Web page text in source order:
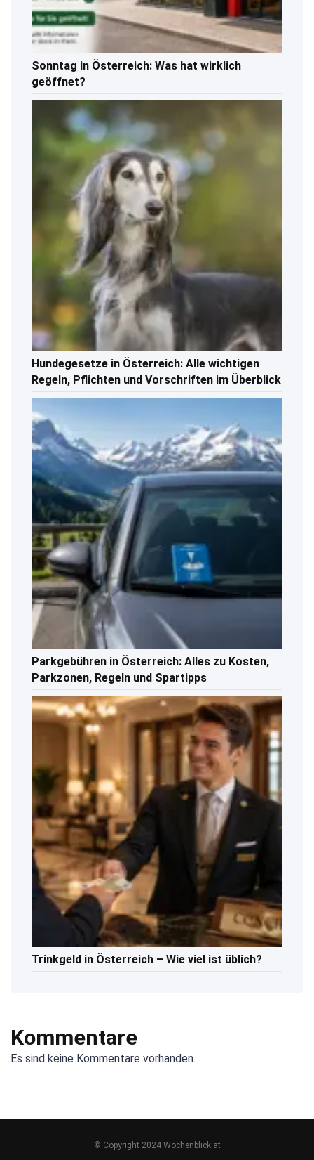
Sonntag in Österreich: Was hat wirklich
geöffnet?
Hundegesetze in Österreich: Alle wichtigen
Regeln, Pflichten und Vorschriften im Überblick
Parkgebühren in Österreich: Alles zu Kosten,
Parkzonen, Regeln und Spartipps
Trinkgeld in Österreich – Wie viel ist üblich?
Kommentare
Es sind keine Kommentare vorhanden.
© Copyright 2024 Wochenblick.at